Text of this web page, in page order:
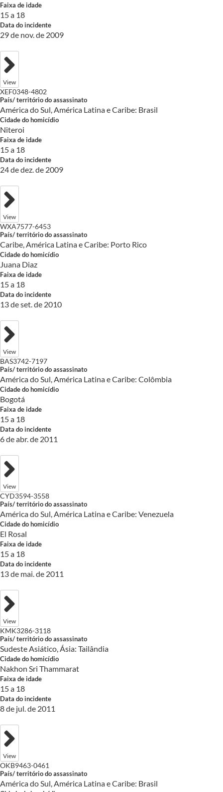
Faixa de idade
15 a 18
Data do incidente
29 de nov. de 2009
View
XEF0348-4802
País/ território do assassinato
América do Sul, América Latina e Caribe: Brasil
Cidade do homicídio
Niteroi
Faixa de idade
15 a 18
Data do incidente
24 de dez. de 2009
View
WXA7577-6453
País/ território do assassinato
Caribe, América Latina e Caribe: Porto Rico
Cidade do homicídio
Juana Diaz
Faixa de idade
15 a 18
Data do incidente
13 de set. de 2010
View
BAS3742-7197
País/ território do assassinato
América do Sul, América Latina e Caribe: Colômbia
Cidade do homicídio
Bogotá
Faixa de idade
15 a 18
Data do incidente
6 de abr. de 2011
View
CYD3594-3558
País/ território do assassinato
América do Sul, América Latina e Caribe: Venezuela
Cidade do homicídio
El Rosal
Faixa de idade
15 a 18
Data do incidente
13 de mai. de 2011
View
KMK3286-3118
País/ território do assassinato
Sudeste Asiático, Ásia: Tailândia
Cidade do homicídio
Nakhon Sri Thammarat
Faixa de idade
15 a 18
Data do incidente
8 de jul. de 2011
View
OKB9463-0461
País/ território do assassinato
América do Sul, América Latina e Caribe: Brasil